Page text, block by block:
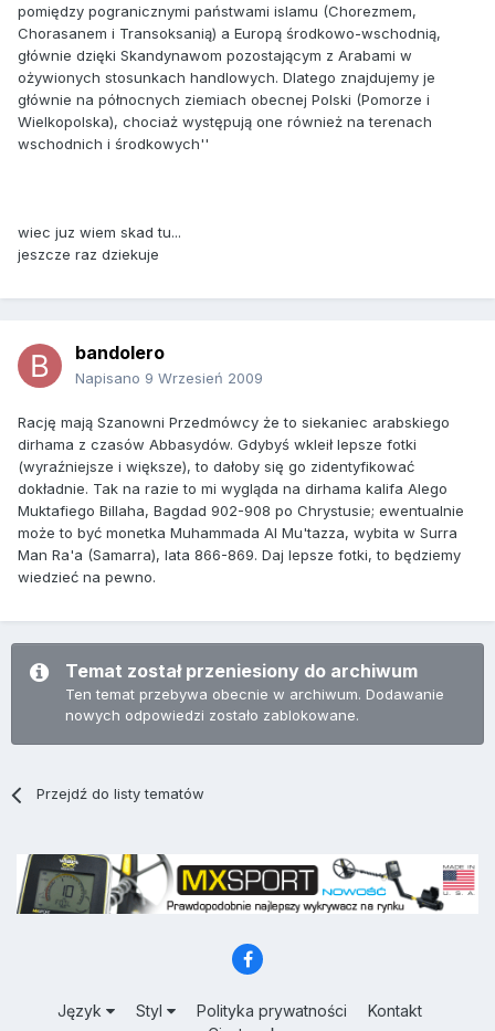
pomiędzy pogranicznymi państwami islamu (Chorezmem,
Chorasanem i Transoksanią) a Europą środkowo-wschodnią,
głównie dzięki Skandynawom pozostającym z Arabami w
ożywionych stosunkach handlowych. Dlatego znajdujemy je
głównie na północnych ziemiach obecnej Polski (Pomorze i
Wielkopolska), chociaż występują one również na terenach
wschodnich i środkowych''
wiec juz wiem skad tu...
jeszcze raz dziekuje
bandolero
Napisano 9 Wrzesień 2009
Rację mają Szanowni Przedmówcy że to siekaniec arabskiego
dirhama z czasów Abbasydów. Gdybyś wkleił lepsze fotki
(wyraźniejsze i większe), to dałoby się go zidentyfikować
dokładnie. Tak na razie to mi wygląda na dirhama kalifa Alego
Muktafiego Billaha, Bagdad 902-908 po Chrystusie; ewentualnie
może to być monetka Muhammada Al Mu'tazza, wybita w Surra
Man Ra'a (Samarra), lata 866-869. Daj lepsze fotki, to będziemy
wiedzieć na pewno.
Temat został przeniesiony do archiwum
Ten temat przebywa obecnie w archiwum. Dodawanie
nowych odpowiedzi zostało zablokowane.
Przejdź do listy tematów
Język Styl Polityka prywatności
Kontakt